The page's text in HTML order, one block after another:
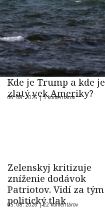
Kde je Trump a kde je
zlatý vek Ameriky?
06. 08. 2026 |5 komentárov
Zelenskyj kritizuje
zníženie dodávok
Patriotov. Vidí za tým
politický tlak
05. 08. 2026 |22 komentárov